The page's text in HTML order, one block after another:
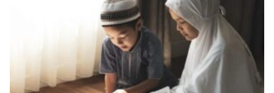
karena keutamaannya yang berlipat ganda. Pertanyaannya,
sudahkah kita benar-benar memaksimalkan kesempatan
Baca Selengkapnya